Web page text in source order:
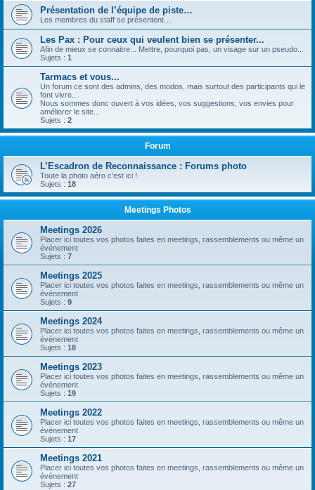
Présentation de l’équipe de piste…
Les membres du staff se présentent…
Les Pax : Pour ceux qui veulent bien se présenter...
Afin de mieux se connaitre... Mettre, pourquoi pas, un visage sur un pseudo...
Sujets : 1
Tarmacs et vous...
Un forum ce sont des admins, des modos, mais surtout des participants qui le
font vivre...
Nous sommes donc ouvert à vos idées, vos suggestions, vos envies pour
améliorer le site...
Sujets : 2
Forum
L’Escadron de Reconnaissance : Forums photo
Toute la photo aéro c'est ici !
Sujets : 18
Meetings Photos
Meetings 2026
Placer ici toutes vos photos faites en meetings, rassemblements ou même un
événement
Sujets : 7
Meetings 2025
Placer ici toutes vos photos faites en meetings, rassemblements ou même un
événement
Sujets : 9
Meetings 2024
Placer ici toutes vos photos faites en meetings, rassemblements ou même un
événement
Sujets : 18
Meetings 2023
Placer ici toutes vos photos faites en meetings, rassemblements ou même un
événement
Sujets : 19
Meetings 2022
Placer ici toutes vos photos faites en meetings, rassemblements ou même un
événement
Sujets : 17
Meetings 2021
Placer ici toutes vos photos faites en meetings, rassemblements ou même un
événement
Sujets : 27